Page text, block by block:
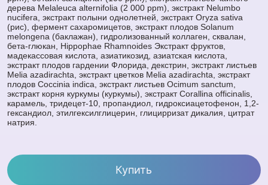
дерева Melaleuca alternifolia (2 000 ppm), экстракт Nelumbo
nucifera, экстракт полыни однолетней, экстракт Oryza sativa
(рис), фермент сахаромицетов, экстракт плодов Solanum
melongena (баклажан), гидролизованный коллаген, сквалан,
бета-глюкан, Hippophae Rhamnoides Экстракт фруктов,
мадекассовая кислота, азиатикозид, азиатская кислота,
экстракт плодов гардении Флорида, декстрин, экстракт листьев
Melia azadirachta, экстракт цветков Melia azadirachta, экстракт
плодов Coccinia indica, экстракт листьев Ocimum sanctum,
экстракт корня куркумы (куркумы), экстракт Corallina officinalis,
карамель, тридецет-10, пропандиол, гидроксиацетофенон, 1,2-
гександиол, этилгексилглицерин, глицирризат дикалия, цитрат
натрия.
Купить